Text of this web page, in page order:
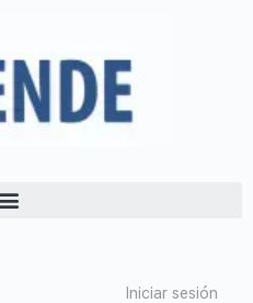
Iniciar sesión